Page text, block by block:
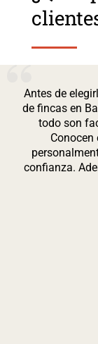
Antes de
de fincas en
todo son
confianza.